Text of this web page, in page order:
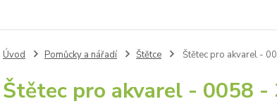
Úvod Pomůcky a nářadí Štětce Štětec pro akvarel -
Štětec pro akvarel - 0058 -